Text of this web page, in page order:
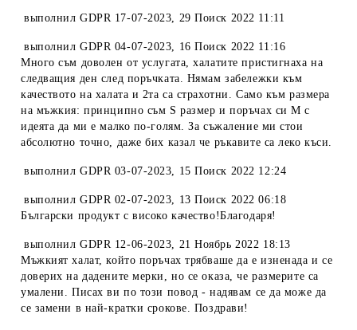
выполнилGDPR 17-07-2023, 29 Поиск 2022 11:11
выполнилGDPR 04-07-2023, 16 Поиск 2022 11:16
Много съм доволен от услугата, халатите пристигнаха на
следващия ден след поръчката. Нямам забележки към
качеството на халата и 2та са страхотни. Само към размера
на мъжкия: принципно съм S размер и поръчах си М с
идеята да ми е малко по-голям. За съжаление ми стои
абсолютно точно, даже бих казал че ръкавите са леко къси.
выполнилGDPR 03-07-2023, 15 Поиск 2022 12:24
выполнилGDPR 02-07-2023, 13 Поиск 2022 06:18
Български продукт с високо качество!Благодаря!
выполнилGDPR 12-06-2023, 21 Ноябрь 2022 18:13
Мъжкият халат, който поръчах трябваше да е изненада и се
доверих на дадените мерки, но се оказа, че размерите са
умалени. Писах ви по този повод - надявам се да може да
се замени в най-кратки срокове. Поздрави!